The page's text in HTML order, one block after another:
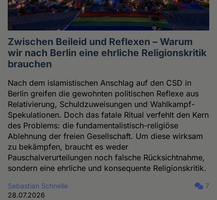
Zwischen Beileid und Reflexen – Warum
wir nach Berlin eine ehrliche Religionskritik
brauchen
Nach dem islamistischen Anschlag auf den CSD in
Berlin greifen die gewohnten politischen Reflexe aus
Relativierung, Schuldzuweisungen und Wahlkampf-
Spekulationen. Doch das fatale Ritual verfehlt den Kern
des Problems: die fundamentalistisch-religiöse
Ablehnung der freien Gesellschaft. Um diese wirksam
zu bekämpfen, braucht es weder
Pauschalverurteilungen noch falsche Rücksichtnahme,
sondern eine ehrliche und konsequente Religionskritik.
Sebastian Schnelle
28.07.2026
7